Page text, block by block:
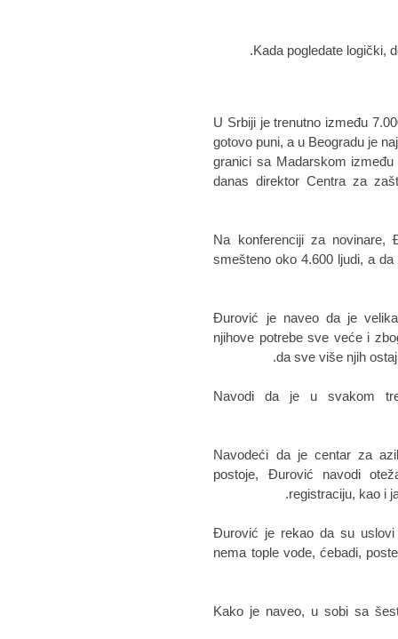
Kada pogledate logički,
U Srbiji je trenutno između
gotovo puni, a u Beogradu je
granici sa Madarskom
danas direktor Centra za
Na konferenciji za
smešteno oko 4.600 ljudi, a
Đurović je naveo da je
njihove potrebe sve veće i
da sve više njih
Navodi da je u svakom
Navodeći da je centar za
postoje, Đurović navodi
registraciju, kao i
Đurović je rekao da su
nema tople vode, ćebadi,
Kako je naveo, u sobi sa